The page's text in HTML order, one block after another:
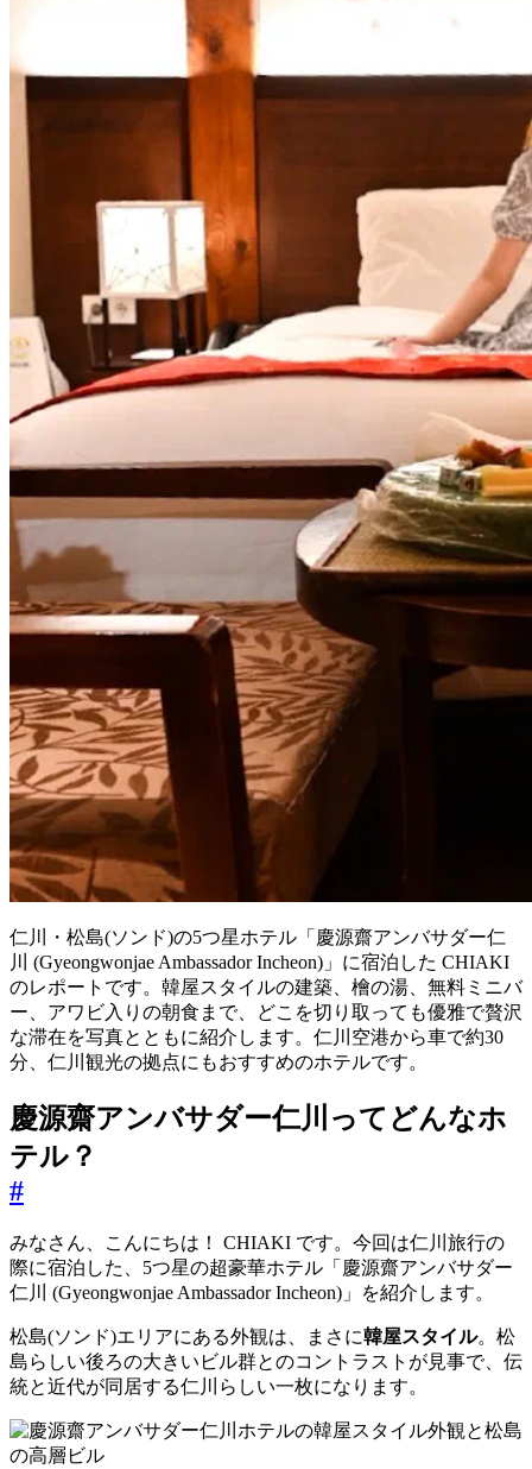
仁川・松島(ソンド)の5つ星ホテル「慶源齋アンバサダー仁
川 (Gyeongwonjae Ambassador Incheon)」に宿泊した CHIAKI
のレポートです。韓屋スタイルの建築、檜の湯、無料ミニバ
ー、アワビ入りの朝食まで、どこを切り取っても優雅で贅沢
な滞在を写真とともに紹介します。仁川空港から車で約30
分、仁川観光の拠点にもおすすめのホテルです。
慶源齋アンバサダー仁川ってどんなホ
テル？
#
みなさん、こんにちは！ CHIAKI です。今回は仁川旅行の
際に宿泊した、5つ星の超豪華ホテル「慶源齋アンバサダー
仁川 (Gyeongwonjae Ambassador Incheon)」を紹介します。
松島(ソンド)エリアにある外観は、まさに韓屋スタイル。松
島らしい後ろの大きいビル群とのコントラストが見事で、伝
統と近代が同居する仁川らしい一枚になります。